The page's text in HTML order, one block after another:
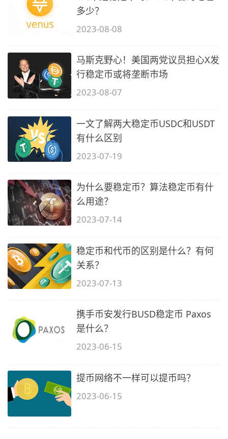
多少？
2023-08-08
马斯克野心！美国两党议员担心X发
行稳定币或将垄断市场
2023-08-07
一文了解两大稳定币USDC和USDT
有什么区别
2023-07-19
为什么要稳定币？算法稳定币有什
么用途？
2023-07-14
稳定币和代币的区别是什么？有何
关系？
2023-07-13
携手币安发行BUSD稳定币 Paxos
是什么？
2023-06-15
提币网络不一样可以提币吗？
2023-06-15